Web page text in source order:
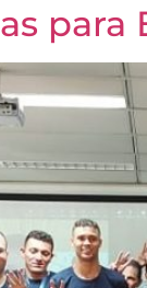
para